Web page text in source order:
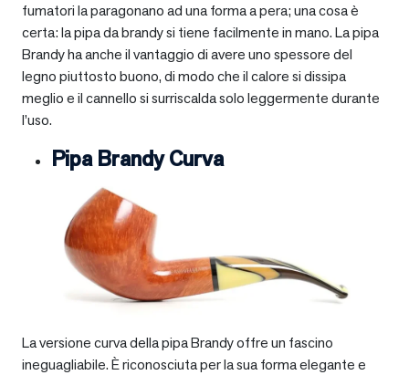
fumatori la paragonano ad una forma a pera; una cosa è
certa: la pipa da brandy si tiene facilmente in mano. La pipa
Brandy ha anche il vantaggio di avere uno spessore del
legno piuttosto buono, di modo che il calore si dissipa
meglio e il cannello si surriscalda solo leggermente durante
l’uso.
Pipa Brandy Curva
La versione curva della pipa Brandy offre un fascino
ineguagliabile. È riconosciuta per la sua forma elegante e